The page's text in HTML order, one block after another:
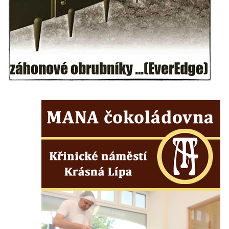
Mikulášovicích
Wäberův kříž v zahradě domu čp. 184 v
Mikulášovicích
Kříž na louce v horních Mikulášovicích
Posteltův kříž naproti domu ev.č. 29 v
Kříž Neubaukreuz u domu čp. 698 v
Mikulášovicích
Kříž u silnice východně od Mikulášovic
Meyerův kříž východně od Mikulášovic
Kříž u rozcestí k větrnému mlýnu Světlík v
Horním Podluží
Kříž u domu čp. 1016 v Mikulášovicích